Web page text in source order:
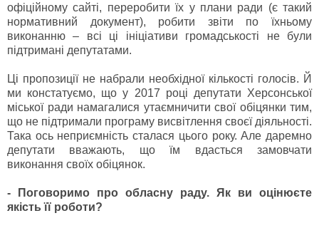
офіційному сайті, переробити їх у плани ради (є такий
нормативний документ), робити звіти по їхньому
виконанню – всі ці ініціативи громадськості не були
підтримані депутатами.
Ці пропозиції не набрали необхідної кількості голосів. Й
ми констатуємо, що у 2017 році депутати Херсонської
міської ради намагалися утаємничити свої обіцянки тим,
що не підтримали програму висвітлення своєї діяльності.
Така ось неприємність сталася цього року. Але даремно
депутати вважають, що їм вдасться замовчати
виконання своїх обіцянок.
- Поговоримо про обласну раду. Як ви оцінюєте
якість її роботи?